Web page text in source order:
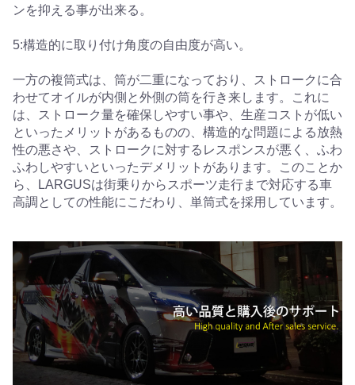
ンを抑える事が出来る。
5:構造的に取り付け角度の自由度が高い。
一方の複筒式は、筒が二重になっており、ストロークに合
わせてオイルが内側と外側の筒を行き来します。これに
は、ストローク量を確保しやすい事や、生産コストが低い
といったメリットがあるものの、構造的な問題による放熱
性の悪さや、ストロークに対するレスポンスが悪く、ふわ
ふわしやすいといったデメリットがあります。このことか
ら、LARGUSは街乗りからスポーツ走行まで対応する車
高調としての性能にこだわり、単筒式を採用しています。